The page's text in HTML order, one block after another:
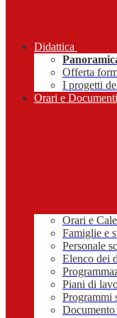
Didattica
Offerta
I progetti
Orari e Documenti
Orari e
Famiglie e
Personale
Elenco dei
Piani di
Programmi